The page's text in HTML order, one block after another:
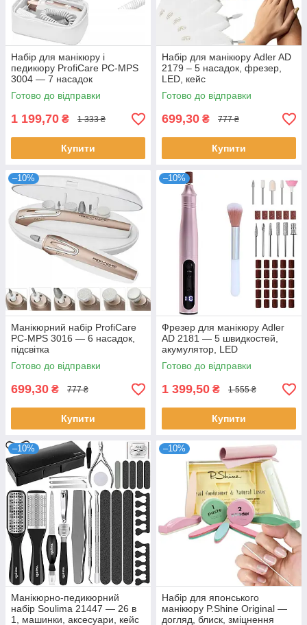
Набір для манікюру і
педикюру ProfiCare PC-MPS
3004 — 7 насадок
Готово до відправки
1 199,70 ₴ 1 333 ₴
Купити
Набір для манікюру Adler AD
2179 – 5 насадок, фрезер,
LED, кейс
Готово до відправки
699,30 ₴ 777 ₴
Купити
–10%
Манікюрний набір ProfiCare
PC-MPS 3016 — 6 насадок,
підсвітка
Готово до відправки
699,30 ₴ 777 ₴
Купити
–10%
Фрезер для манікюру Adler
AD 2181 — 5 швидкостей,
акумулятор, LED
Готово до відправки
1 399,50 ₴ 1 555 ₴
Купити
–10%
Манікюрно-педикюрний
набір Soulima 21447 — 26 в
1, машинки, аксесуари, кейс
–10%
Набір для японського
манікюру P.Shine Original —
догляд, блиск, зміцнення